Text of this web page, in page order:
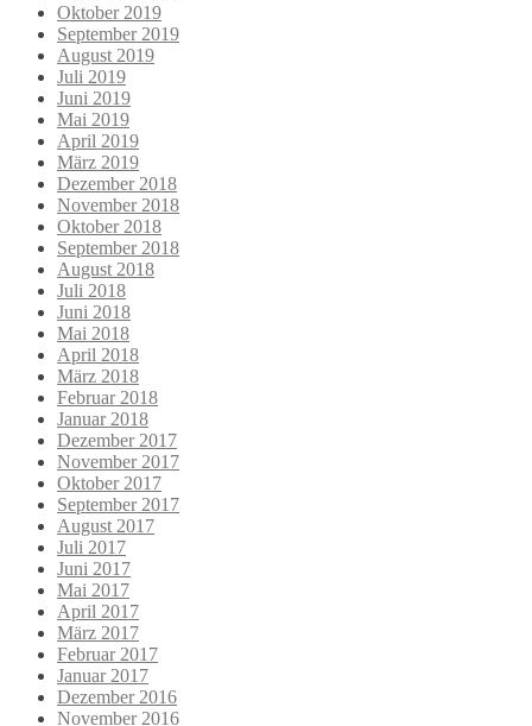
Oktober 2019
September 2019
August 2019
Juli 2019
Juni 2019
Mai 2019
April 2019
März 2019
Dezember 2018
November 2018
Oktober 2018
September 2018
August 2018
Juli 2018
Juni 2018
Mai 2018
April 2018
März 2018
Februar 2018
Januar 2018
Dezember 2017
November 2017
Oktober 2017
September 2017
August 2017
Juli 2017
Juni 2017
Mai 2017
April 2017
März 2017
Februar 2017
Januar 2017
Dezember 2016
November 2016